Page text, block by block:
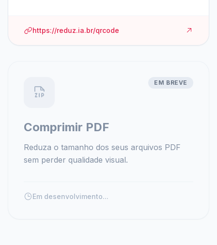
https://reduz.ia.br/qrcode
EM BREVE
Comprimir PDF
Reduza o tamanho dos seus arquivos PDF
sem perder qualidade visual.
Em desenvolvimento...